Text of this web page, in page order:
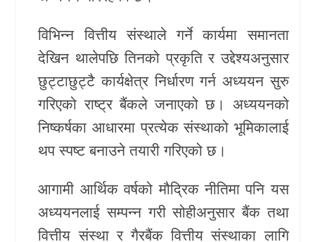
शिक्षा
स्वास्थ्य
खेलकुद
Unicode
विभिन्न वित्तीय संस्थाले गर्ने कार्यमा समानता
देखिन थालेपछि तिनको प्रकृति र उद्देश्यअनुसार
छुट्टाछुट्टै कार्यक्षेत्र निर्धारण गर्न अध्ययन सुरु
गरिएको राष्ट्र बैंकले जनाएको छ। अध्ययनको
निष्कर्षका आधारमा प्रत्येक संस्थाको भूमिकालाई
थप स्पष्ट बनाउने तयारी गरिएको छ।
आगामी आर्थिक वर्षको मौद्रिक नीतिमा पनि यस
अध्ययनलाई सम्पन्न गरी सोहीअनुसार बैंक तथा
वित्तीय संस्था र गैरबैंक वित्तीय संस्थाका लागि